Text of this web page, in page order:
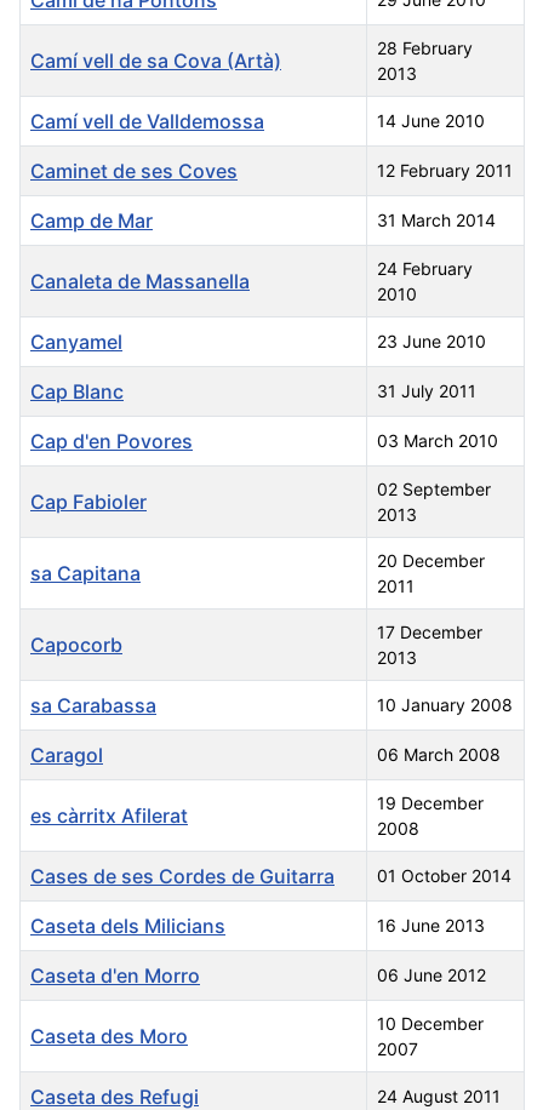
Camí vell de sa Cova (Artà)
28 February
2013
Camí vell de Valldemossa 14 June 2010
Caminet de ses Coves 12 February 2011
Camp de Mar 31 March 2014
Canaleta de Massanella
24 February
2010
Canyamel 23 June 2010
Cap Blanc 31 July 2011
Cap d'en Povores 03 March 2010
Cap Fabioler
02 September
2013
sa Capitana
20 December
2011
Capocorb
17 December
2013
sa Carabassa 10 January 2008
Caragol 06 March 2008
es càrritx Afilerat
19 December
2008
Cases de ses Cordes de Guitarra 01 October 2014
Caseta dels Milicians 16 June 2013
Caseta d'en Morro 06 June 2012
Caseta des Moro
10 December
2007
Caseta des Refugi 24 August 2011